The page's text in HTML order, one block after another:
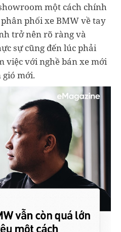
một cách chính
phối xe BMW về tay
trở nên rõ ràng và
sự cũng đến lúc phải
việc với nghề bán xe mới
mới.